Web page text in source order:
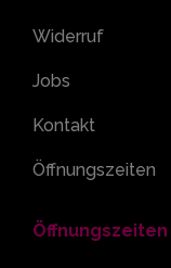
Widerruf
Jobs
Kontakt
Öffnungszeiten
Öffnungszeiten